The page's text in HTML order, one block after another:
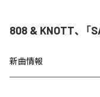
808 & KNOTT、「
新曲情報